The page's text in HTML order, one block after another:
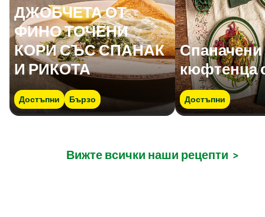
ДЖОБЧЕТА ОТ
ФИНО ТОЧЕНИ
КОРИ СЪС СПАНАК
И РИКОТА
Достъпни Бързо
Спаначени
кюфтенца
Достъпни
Вижте всички наши рецепти >